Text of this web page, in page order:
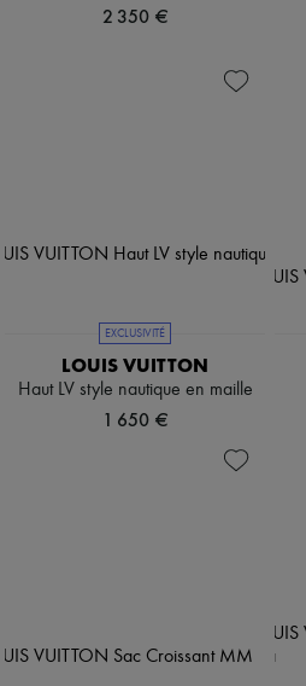
2 350 €
EXCLUSIVITÉ
LOUIS VUITTON
Haut LV style nautique en maille
1 650 €